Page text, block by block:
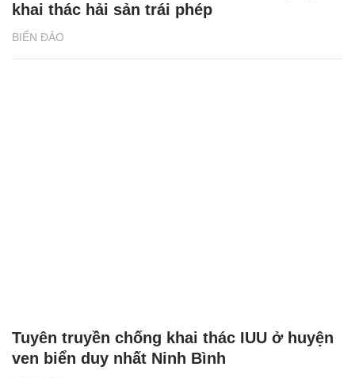
BIỂN ĐẢO
khai thác hải sản trái phép
Tuyên truyền chống khai thác IUU ở huyện
ven biển duy nhất Ninh Bình